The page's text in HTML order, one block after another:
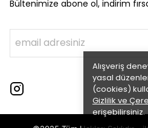
Alışveriş
yasal
(cookies)
Gizlilik ve
erişebilirsiniz.
Bültenimize abone ol, indirim